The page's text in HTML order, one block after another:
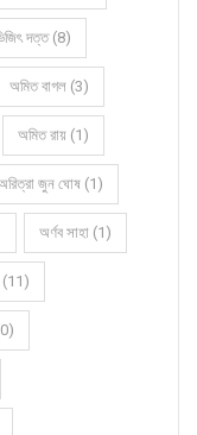
দত্ত (8)
অমিত বাগল (3)
অমিত রায় (1)
জুন ঘোষ (1)
অর্ণব সাহা (1)
(11)